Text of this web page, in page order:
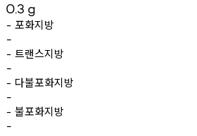
0.3 g
- 포화지방
-
- 트랜스지방
-
- 다불포화지방
-
- 불포화지방
-